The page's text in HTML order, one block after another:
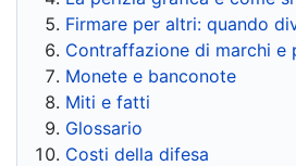
Firmare per altri: quando
Contraffazione di marchi e
Monete e banconote
Miti e fatti
Glossario
Costi della difesa